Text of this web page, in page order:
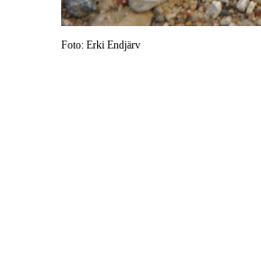
Foto: Erki Endjärv